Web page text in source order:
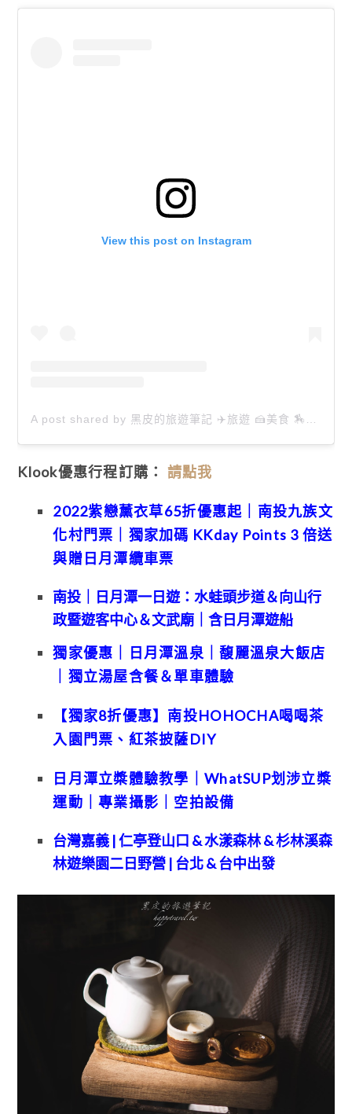
View this post on Instagram
Klook優惠行程訂購： 請點我
2022紫戀薰衣草65折優惠起｜南投九族文
化村門票｜獨家加碼 KKday Points 3 倍送
與贈日月潭纜車票
南投｜日月潭一日遊：水蛙頭步道＆向山行
政暨遊客中心＆文武廟｜含日月潭遊船
獨家優惠｜日月潭溫泉｜馥麗溫泉大飯店
｜獨立湯屋含餐＆單車體驗
【獨家8折優惠】南投HOHOCHA喝喝茶
入園門票、紅茶披薩DIY
日月潭立槳體驗教學｜WhatSUP划涉立槳
運動｜專業攝影｜空拍設備
台灣嘉義 | 仁亭登山口 & 水漾森林 & 杉林溪森
林遊樂園二日野營 | 台北 & 台中出發